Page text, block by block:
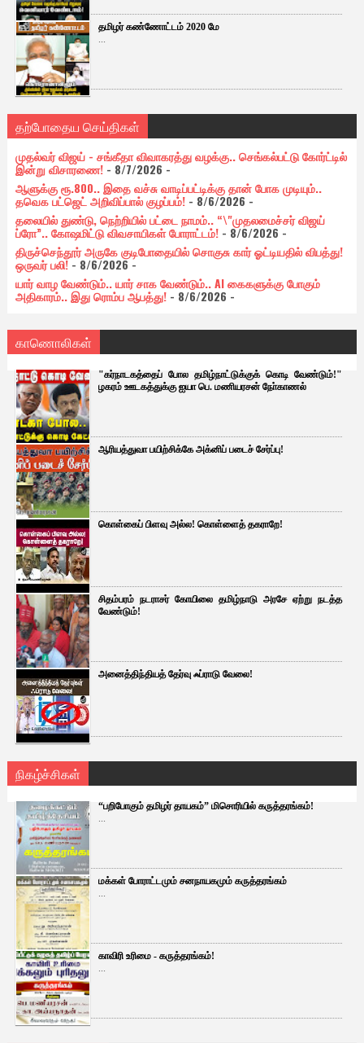
தமிழர் கண்ணோட்டம் 2020 மே
...
தற்போதைய செய்திகள்
முதல்வர் விஜய் - சங்கீதா விவாகரத்து வழக்கு.. செங்கல்பட்டு கோர்ட்டில்
இன்று விசாரணை!- 8/7/2026 -
ஆளுக்கு ரூ.800.. இதை வச்சு வாடிப்பட்டிக்கு தான் போக முடியும்..
தவெக பட்ஜெட் அறிவிப்பால் குழப்பம்!- 8/6/2026 -
தலையில் துண்டு, நெற்றியில் பட்டை நாமம்.. “\"முதலமைச்சர் விஜய்
ப்ரோ”.. கோஷமிட்டு விவசாயிகள் போராட்டம்!- 8/6/2026 -
திருச்செந்தூர் அருகே குடிபோதையில் சொகுசு கார் ஓட்டியதில் விபத்து!
ஒருவர் பலி!- 8/6/2026-
யார் வாழ வேண்டும்.. யார் சாக வேண்டும்.. AI கைகளுக்கு போகும்
அதிகாரம்.. இது ரொம்ப ஆபத்து!- 8/6/2026 -
காணொலிகள்
"கர்நாடகத்தைப் போல தமிழ்நாட்டுக்குக் கொடி வேண்டும்!"
ழகரம் ஊடகத்துக்கு ஐயா பெ. மணியரசன் நோ்காணல்
ஆரியத்துவா பயிற்சிக்கே அக்னிப் படைச் சேர்ப்பு!
கொள்கைப் பிளவு அல்ல! கொள்ளைத் தகராறே!
சிதம்பரம் நடராசர் கோயிலை தமிழ்நாடு அரசே ஏற்று நடத்த
வேண்டும்!
அனைத்திந்தியத் தேர்வு ஃப்ராடு வேலை!
நிகழ்ச்சிகள்
“பறிபோகும் தமிழர் தாயகம்” மிசொரியில் கருத்தரங்கம்!
...
மக்கள் போராட்டமும் சனநாயகமும் கருத்தரங்கம்
...
காவிரி உரிமை - கருத்தரங்கம்!
...